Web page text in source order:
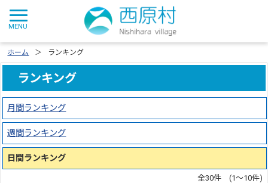
ホーム ランキング
ランキング
月間ランキング
週間ランキング
日間ランキング
全30件 (1～10件)